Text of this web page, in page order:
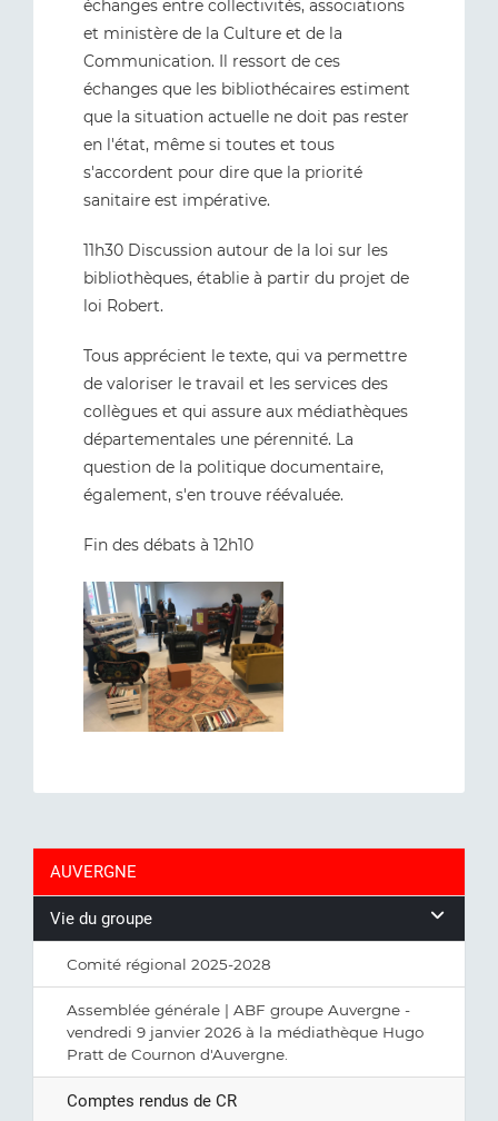
échanges entre collectivités, associations
et ministère de la Culture et de la
Communication. Il ressort de ces
échanges que les bibliothécaires estiment
que la situation actuelle ne doit pas rester
en l'état, même si toutes et tous
s'accordent pour dire que la priorité
sanitaire est impérative.
11h30 Discussion autour de la loi sur les
bibliothèques, établie à partir du projet de
loi Robert.
Tous apprécient le texte, qui va permettre
de valoriser le travail et les services des
collègues et qui assure aux médiathèques
départementales une pérennité. La
question de la politique documentaire,
également, s'en trouve réévaluée.
Fin des débats à 12h10
AUVERGNE
Vie du groupe
Comité régional 2025-2028
Assemblée générale | ABF groupe Auvergne -
vendredi 9 janvier 2026 à la médiathèque Hugo
Pratt de Cournon d'Auvergne.
Comptes rendus de CR